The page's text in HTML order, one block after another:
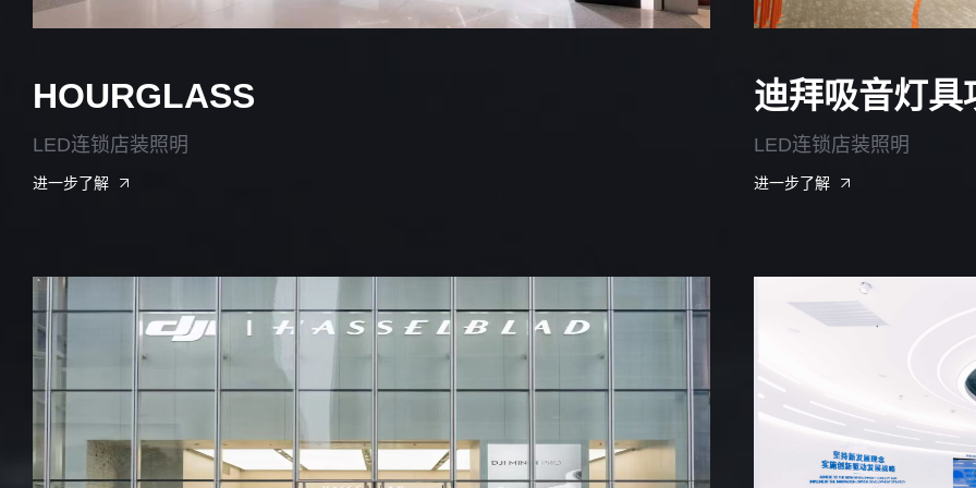
HOURGLASS
LED连锁店装照明
进一步了解
迪拜吸音灯具
LED连锁店装照明
进一步了解